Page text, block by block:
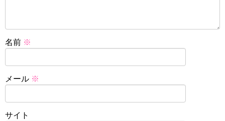
名前 ※
メール ※
サイト